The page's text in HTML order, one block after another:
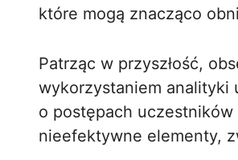
które mogą znacząco
Patrząc w przyszłość,
wykorzystaniem analityki
o postępach
nieefektywne elementy,